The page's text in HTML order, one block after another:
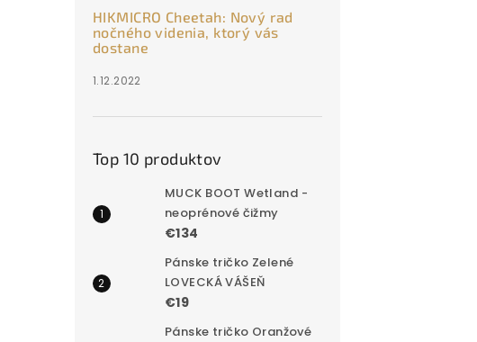
HIKMICRO Cheetah: Nový rad
nočného videnia, ktorý vás
dostane
1.12.2022
Top 10 produktov
MUCK BOOT Wetland -
neoprénové čižmy
€134
Pánske tričko Zelené
LOVECKÁ VÁŠEŇ
€19
Pánske tričko Oranžové